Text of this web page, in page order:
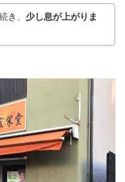
き、 少し息が上がりま